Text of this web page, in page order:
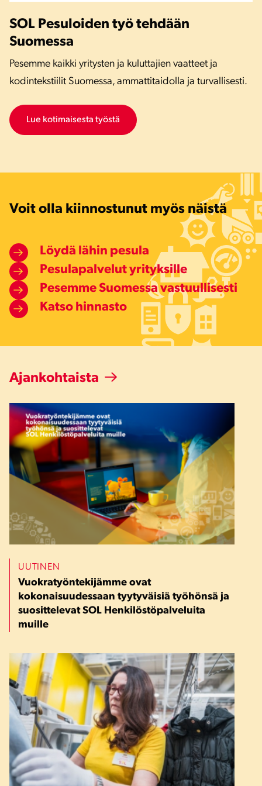
SOL Pesuloiden työ tehdään
Suomessa
Pesemme kaikki yritysten ja kuluttajien vaatteet ja
kodintekstiilit Suomessa, ammattitaidolla ja turvallisesti.
Lue kotimaisesta työstä
Voit olla kiinnostunut myös näistä
Löydä lähin pesula
Pesulapalvelut yrityksille
Pesemme Suomessa vastuullisesti
Katso hinnasto
Ajankohtaista
UUTINEN
Vuokratyöntekijämme ovat
kokonaisuudessaan tyytyväisiä työhönsä ja
suosittelevat SOL Henkilöstöpalveluita
muille